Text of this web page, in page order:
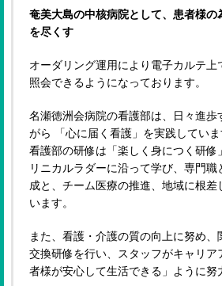
奄美大島の中核病院として、患者様の
を尽くす
オーダリング運用により電子カルテ上
照会できるようになっております。
名瀬徳洲会病院の看護部は、日々進歩
がら 「心に届く看護」を実践していま
看護部の研修は「楽しく身につく研修
リニカルラダーに沿って学び、専門
成と、チーム医療の推進、地域に根差
います。
また、看護・介護の質の向上に努め
交換研修を行い、スタッフがキャリア
者様が安心して生活できる」ように努